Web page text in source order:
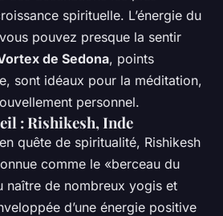
spirituelle. L’énergie du
pouvez presque la sentir
de Sedona, points
sont idéaux pour la méditation,
personnel.
: Rishikesh, Inde
quête de spiritualité, Rishikesh
comme le «berceau du
naître de nombreux yogis et
d’une énergie positive